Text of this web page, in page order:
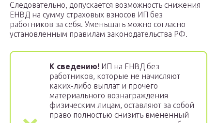
Следовательно, допускается возможность снижения
ЕНВД на сумму страховых взносов ИП без
работников за себя. Уменьшать можно согласно
установленным правилам законодательства РФ.
К сведению! ИП на ЕНВД без
работников, которые не начисляют
каких-либо выплат и прочего
материального вознаграждения
физическим лицам, оставляют за собой
право полностью снизить вмененный